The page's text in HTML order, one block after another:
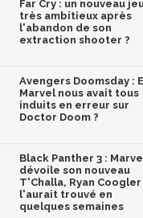
Far Cry : un nouveau
très ambitieux après
l'abandon de son
extraction shooter ?
Avengers Doomsday :
Marvel nous avait tous
induits en erreur sur
Doctor Doom ?
Black Panther 3 :
dévoile son nouveau
T'Challa, Ryan Coogler
l'aurait trouvé en
quelques semaines